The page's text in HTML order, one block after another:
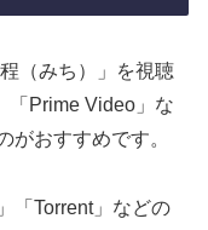
（みち）」を視聴
「Prime Video」な
がおすすめです。
「Torrent」などの